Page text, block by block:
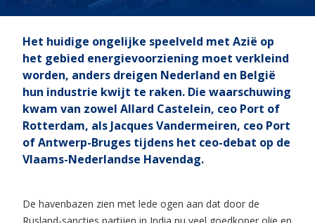
Het huidige ongelijke speelveld met Azië op
het gebied energievoorziening moet verkleind
worden, anders dreigen Nederland en België
hun industrie kwijt te raken. Die waarschuwing
kwam van zowel Allard Castelein, ceo Port of
Rotterdam, als Jacques Vandermeiren, ceo Port
of Antwerp-Bruges tijdens het ceo-debat op de
Vlaams-Nederlandse Havendag.
De havenbazen zien met lede ogen aan dat door de